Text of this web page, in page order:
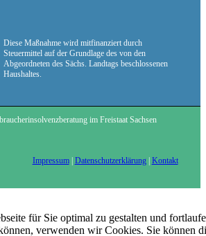
Diese Maßnahme wird mitfinanziert durch
Steuermittel auf der Grundlage des von den
Abgeordneten des Sächs. Landtags beschlossenen
Haushaltes.
im Freistaat Sachsen
Impressum| Datenschutzerklärung| Kontakt
für Sie optimal zu gestalten und
verwenden wir Cookies. Sie können